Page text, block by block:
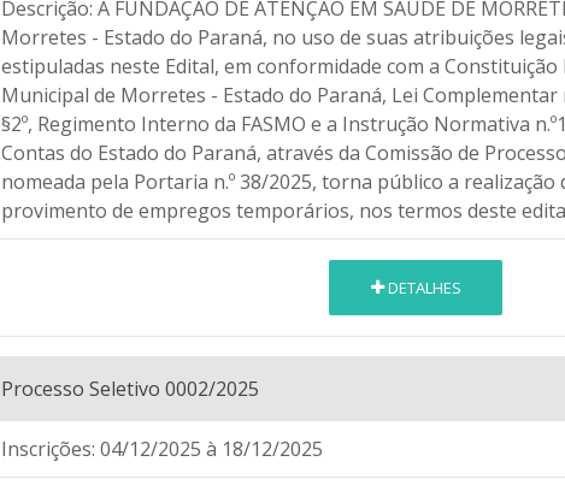
Descrição: A FUNDAÇÃO DE ATENÇÃO EM SAÚDE DE
Morretes - Estado do Paraná, no uso de suas atribuições
estipuladas neste Edital, em conformidade com a Constituição
Municipal de Morretes - Estado do Paraná, Lei Complementar
§2º, Regimento Interno da FASMO e a Instrução Normativa
Contas do Estado do Paraná, através da Comissão de
nomeada pela Portaria n.º 38/2025, torna público a realização
provimento de empregos temporários, nos termos deste
DETALHES
Processo Seletivo 0002/2025
Inscrições: 04/12/2025 à 18/12/2025